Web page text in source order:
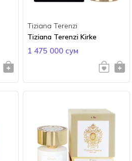
Tiziana Terenzi
Tiziana Terenzi Kirke
1 475 000 сум